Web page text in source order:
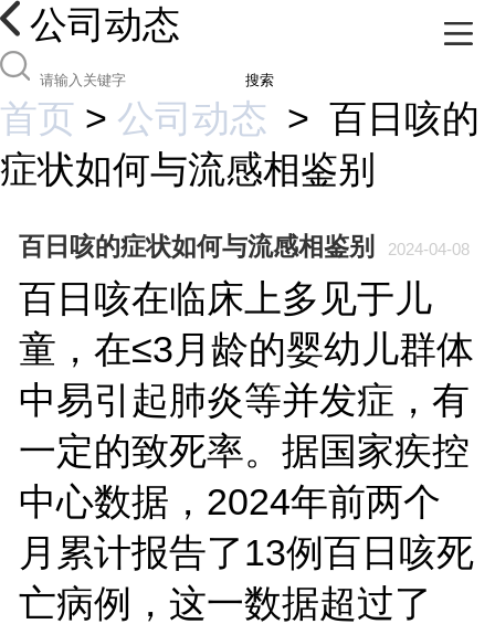
公司动态
搜索
首页 > 公司动态 > 百日咳的
症状如何与流感相鉴别
百日咳的症状如何与流感相鉴别 2024-04-08
百日咳在临床上多见于儿
童，在≤3月龄的婴幼儿群体
中易引起肺炎等并发症，有
一定的致死率。据国家疾控
中心数据，2024年前两个
月累计报告了13例百日咳死
亡病例，这一数据超过了